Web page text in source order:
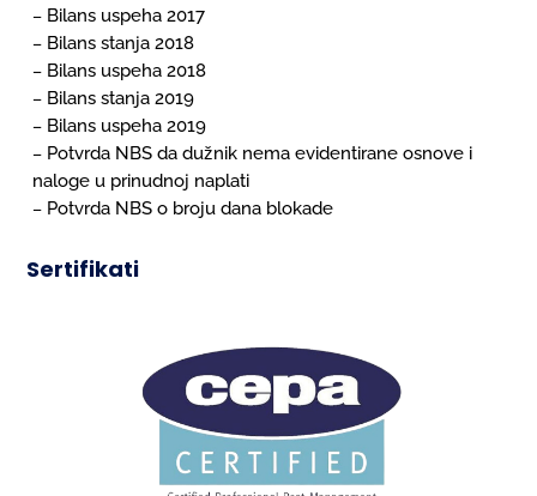
– Bilans uspeha 2017
– Bilans stanja 2018
– Bilans uspeha 2018
– Bilans stanja 2019
– Bilans uspeha 2019
– Potvrda NBS da dužnik nema evidentirane osnove i
naloge u prinudnoj naplati
– Potvrda NBS o broju dana blokade
Sertifikati